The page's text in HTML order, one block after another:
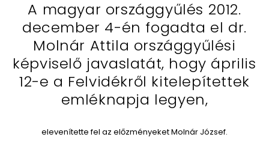
A magyar országgyűlés 2012.
december 4-én fogadta el dr.
Molnár Attila országgyűlési
képviselő javaslatát, hogy április
12-e a Felvidékről kitelepítettek
emléknapja legyen,
elevenítette fel az előzményeket Molnár József.